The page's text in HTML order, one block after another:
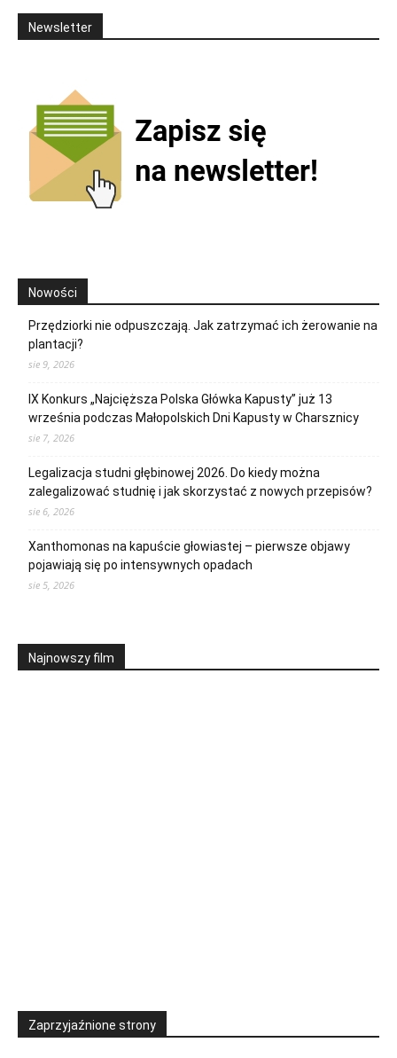
Newsletter
Nowości
Przędziorki nie odpuszczają. Jak zatrzymać ich żerowanie na
plantacji?
sie 9, 2026
IX Konkurs „Najcięższa Polska Główka Kapusty” już 13
września podczas Małopolskich Dni Kapusty w Charsznicy
sie 7, 2026
Legalizacja studni głębinowej 2026. Do kiedy można
zalegalizować studnię i jak skorzystać z nowych przepisów?
sie 6, 2026
Xanthomonas na kapuście głowiastej – pierwsze objawy
pojawiają się po intensywnych opadach
sie 5, 2026
Najnowszy film
Zaprzyjaźnione strony